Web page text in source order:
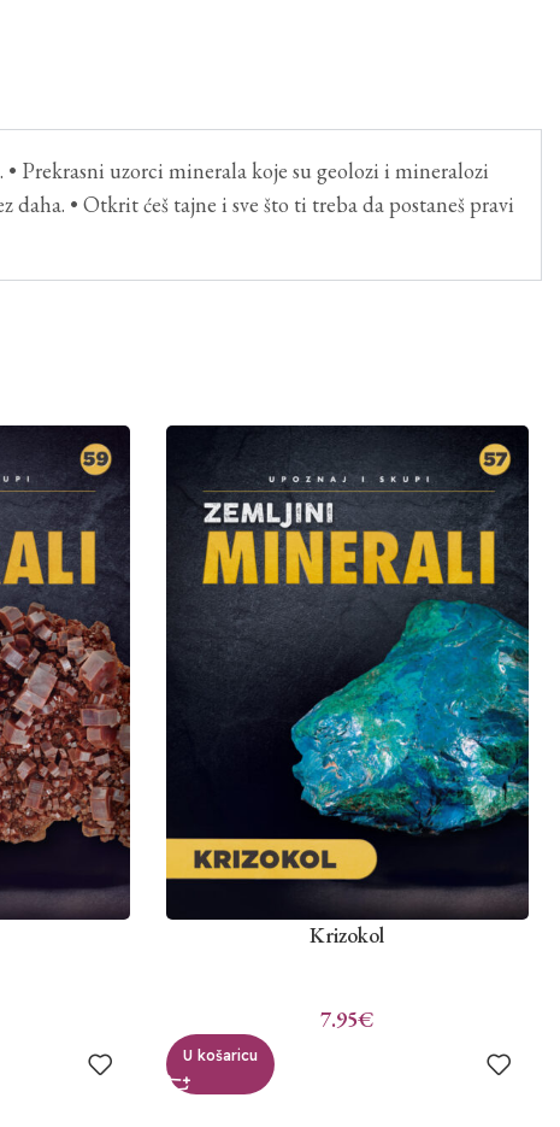
Prekrasni uzorci minerala koje su geolozi i mineralozi
• Otkrit ćeš tajne i sve što ti treba da postaneš pravi
Krizokol
7.95€
U košaricu